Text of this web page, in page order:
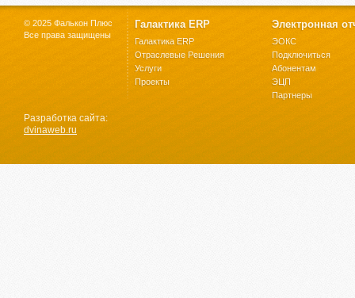
© 2025 Фалькон Плюс
Все права защищены
Разработка сайта:
dvinaweb.ru
Галактика ERP
Галактика ERP
Отраслевые Решения
Услуги
Проекты
Электронная
ЭОКС
Подключиться
Абонентам
ЭЦП
Партнеры